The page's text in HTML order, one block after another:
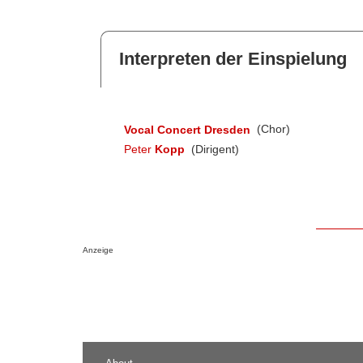
Interpreten der Einspielung
Vocal Concert Dresden
(Chor)
Peter Kopp (Dirigent)
Anzeige